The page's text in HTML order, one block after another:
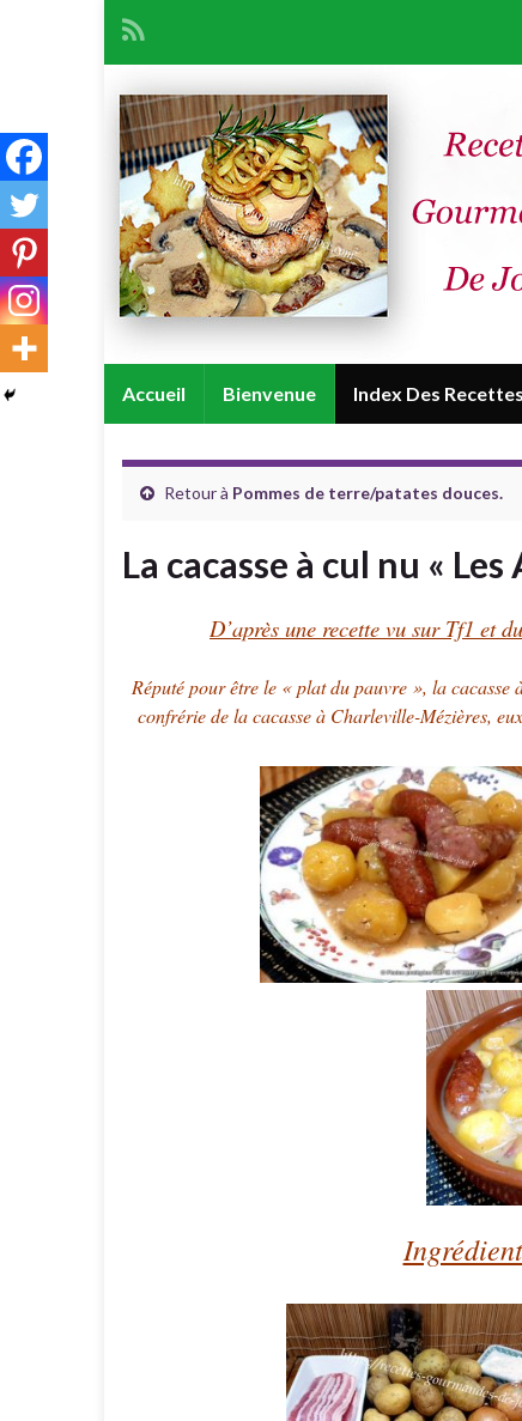
Accueil Bienvenue Index Des
Retour à Pommes de terre/patates douces.
La cacasse à cul nu « Les
D’après une recette vu sur Tf1 et
Réputé pour être le « plat du pauvre », la cacasse
confrérie de la cacasse à Charleville-Mézières,